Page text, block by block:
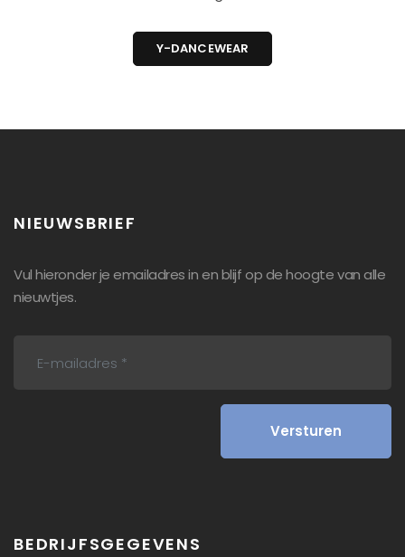
Y-DANCEWEAR
NIEUWSBRIEF
Vul hieronder je emailadres in en blijf op de hoogte van alle
nieuwtjes.
BEDRIJFSGEGEVENS